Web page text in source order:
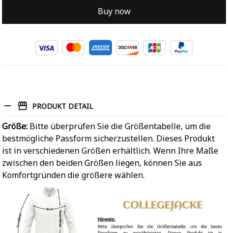
Buy now
PRODUKT DETAIL
Größe: Bitte überprüfen Sie die Größentabelle, um die
bestmögliche Passform sicherzustellen. Dieses Produkt
ist in verschiedenen Größen erhältlich. Wenn Ihre Maße
zwischen den beiden Größen liegen, können Sie aus
Komfortgründen die größere wählen.